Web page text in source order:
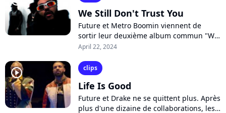
We Still Don't Trust You
Future et Metro Boomin viennent de
sortir leur deuxième album commun "We
Still Don't Trust You", quelques semaines
April 22, 2024
player2 clips
Life Is Good
Future et Drake ne se quittent plus. Après
plus d'une dizaine de collaborations, les